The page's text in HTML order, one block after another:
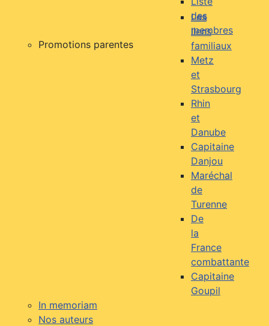
des
membres
Promotions parentes
Les
liens
familiaux
Metz
et
Strasbourg
Rhin
et
Danube
Capitaine
Danjou
Maréchal
de
Turenne
De
la
France
combattante
Capitaine
Goupil
In memoriam
Nos auteurs